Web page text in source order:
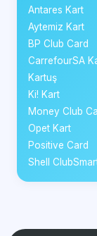
Antares Kart
Aytemiz Kart
BP Club Card
CarrefourSA
Kartuş
Ki! Kart
Money Club
Opet Kart
Positive Card
Shell